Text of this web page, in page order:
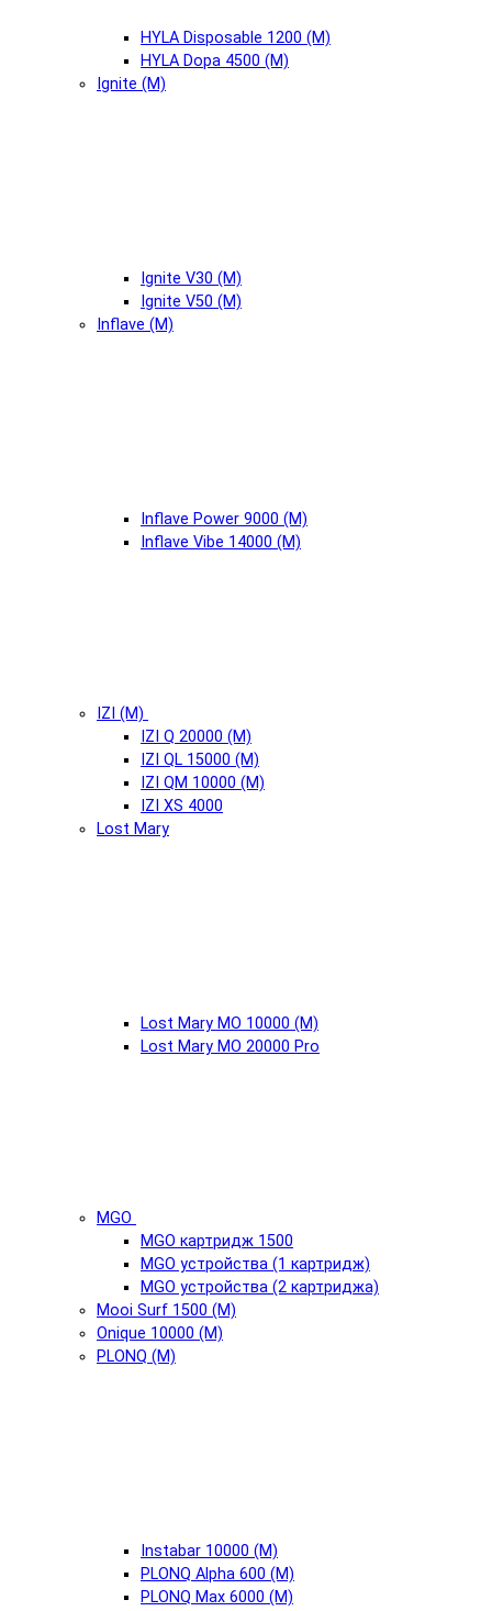
HYLA Disposable 1200 (М)
HYLA Dopa 4500 (М)
Ignite (М)
Ignite V30 (М)
Ignite V50 (М)
Inflave (М)
Inflave Power 9000 (М)
Inflave Vibe 14000 (М)
IZI (М)
IZI Q 20000 (М)
IZI QL 15000 (М)
IZI QM 10000 (М)
IZI XS 4000
Lost Mary
Lost Mary MO 10000 (М)
Lost Mary MO 20000 Pro
MGO
MGO картридж 1500
MGO устройства (1 картридж)
MGO устройства (2 картриджа)
Mooi Surf 1500 (М)
Onique 10000 (М)
PLONQ (М)
Instabar 10000 (М)
PLONQ Alpha 600 (М)
PLONQ Max 6000 (М)